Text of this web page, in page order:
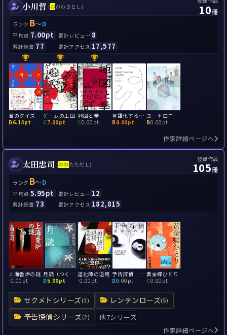
小川哲 (おがわさとし) 10冊
ランク B～D
平均点 7.00pt 累計レビュー 8
累計読書 77 累計アクセス 17,577
君のクイズ
B6.14pt
ゲームの王国
C7.00pt
地図と拳
C0.00pt
言語化するための小説思考
B8.00pt
ユートロニカのこちら側
B0.00pt
作家詳細ページへ
太田忠司 (おおたただし)
登録作品
105冊
ランク B～D
平均点 5.95pt 累計レビュー 12
累計読書 73 累計アクセス 182,815
セクメトシリーズ(3) レンテンローズ(5)
予告探偵シリーズ(2) 他7シリーズ
上海香炉の謎
-0.00pt
月読（つくよみ）
D5.00pt
道化師の退場
-0.00pt
予告探偵 西郷家の謎
D0.00pt
黄金蝶ひとり
C0.00pt
作家詳細ページへ